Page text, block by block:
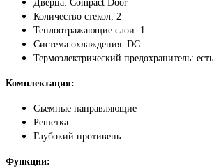
Дверца: Compact Door
Количество стекол: 2
Теплоотражающие слои: 1
Система охлаждения: DC
Термоэлектрический предохранитель: есть
Комплектация:
Съемные направляющие
Решетка
Глубокий противень
Функции: